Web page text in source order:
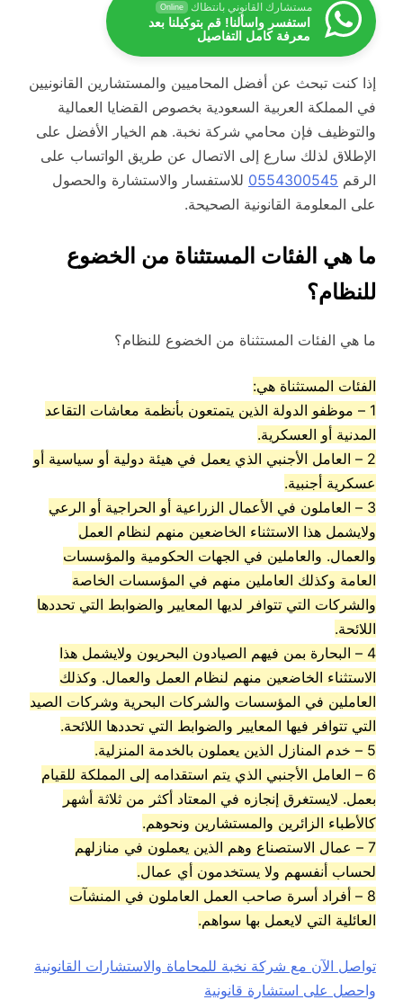
مستشارك القانوني بانتظاك Online
استفسر واسألنا! قم بتوكيلنا بعد
معرفة كامل التفاصيل
إذا كنت تبحث عن أفضل المحاميين والمستشارين القانونيين
في المملكة العربية السعودية بخصوص القضايا العمالية
والتوظيف فإن محامي شركة نخبة. هم الخيار الأفضل على
الإطلاق لذلك سارع إلى الاتصال عن طريق الواتساب على
الرقم 0554300545 للاستفسار والاستشارة والحصول
على المعلومة القانونية الصحيحة.
ما هي الفئات المستثناة من الخضوع
للنظام؟
ما هي الفئات المستثناة من الخضوع للنظام؟
الفئات المستثناة هي:
1 – موظفو الدولة الذين يتمتعون بأنظمة معاشات التقاعد
المدنية أو العسكرية.
2 – العامل الأجنبي الذي يعمل في هيئة دولية أو سياسية أو
عسكرية أجنبية.
3 – العاملون في الأعمال الزراعية أو الحراجية أو الرعي
ولايشمل هذا الاستثناء الخاضعين منهم لنظام العمل
والعمال. والعاملين في الجهات الحكومية والمؤسسات
العامة وكذلك العاملين منهم في المؤسسات الخاصة
والشركات التي تتوافر لديها المعايير والضوابط التي تحددها
اللائحة.
4 – البحارة بمن فيهم الصيادون البحريون ولايشمل هذا
الاستثناء الخاضعين منهم لنظام العمل والعمال. وكذلك
العاملين في المؤسسات والشركات البحرية وشركات الصيد
التي تتوافر فيها المعايير والضوابط التي تحددها اللائحة.
5 – خدم المنازل الذين يعملون بالخدمة المنزلية.
6 – العامل الأجنبي الذي يتم استقدامه إلى المملكة للقيام
بعمل. لايستغرق إنجازه في المعتاد أكثر من ثلاثة أشهر
كالأطباء الزائرين والمستشارين ونحوهم.
7 – عمال الاستصناع وهم الذين يعملون في منازلهم
لحساب أنفسهم ولا يستخدمون أي عمال.
8 – أفراد أسرة صاحب العمل العاملون في المنشآت
العائلية التي لايعمل بها سواهم.
تواصل الآن مع شركة نخبة للمحاماة والاستشارات القانونية
واحصل على استشارة قانونية